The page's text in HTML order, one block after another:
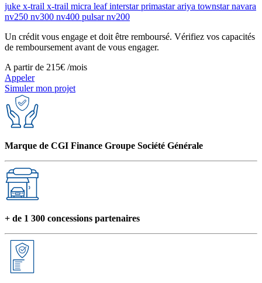
juke x-trail x-trail micra leaf interstar primastar ariya townstar navara
nv250 nv300 nv400 pulsar nv200
Un crédit vous engage et doit être remboursé. Vérifiez vos capacités
de remboursement avant de vous engager.
A partir de 215€ /mois
Appeler
Simuler mon projet
Marque de CGI Finance Groupe Société Générale
+ de 1 300 concessions partenaires